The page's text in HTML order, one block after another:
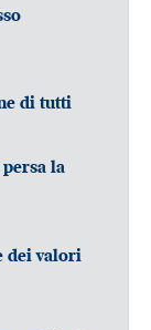
di tutti
la
dei valori